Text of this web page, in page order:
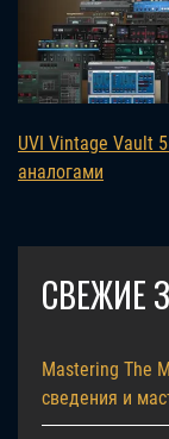
UVI Vintage Vault
аналогами
СВЕЖИЕ
Mastering The
сведения и